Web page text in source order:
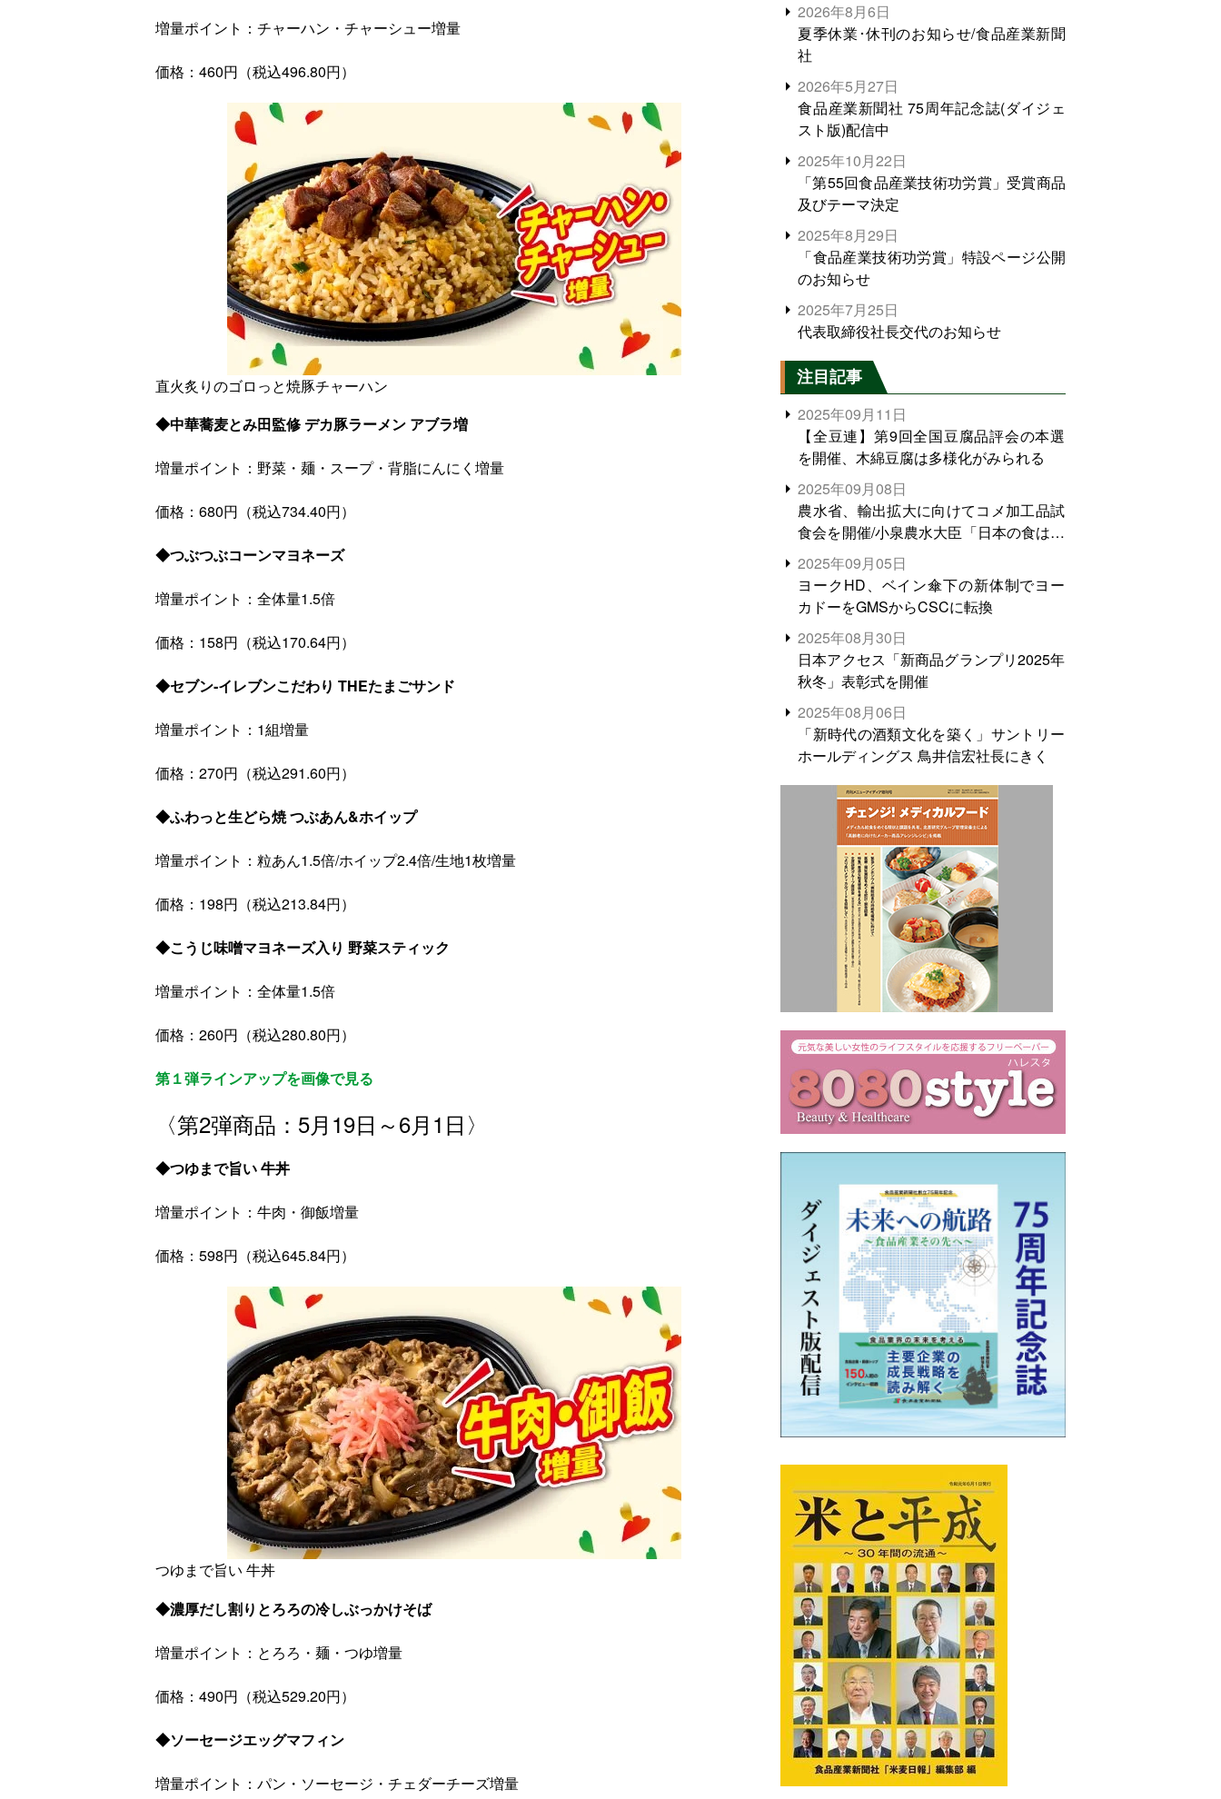
増量ポイント：チャーハン・チャーシュー増量
価格：460円（税込496.80円）
直火炙りのゴロっと焼豚チャーハン
◆中華蕎麦とみ田監修 デカ豚ラーメン アブラ増
増量ポイント：野菜・麺・スープ・背脂にんにく増量
価格：680円（税込734.40円）
◆つぶつぶコーンマヨネーズ
増量ポイント：全体量1.5倍
価格：158円（税込170.64円）
◆セブン‐イレブンこだわり THEたまごサンド
増量ポイント：1組増量
価格：270円（税込291.60円）
◆ふわっと生どら焼 つぶあん&ホイップ
増量ポイント：粒あん1.5倍/ホイップ2.4倍/生地1枚増量
価格：198円（税込213.84円）
◆こうじ味噌マヨネーズ入り 野菜スティック
増量ポイント：全体量1.5倍
価格：260円（税込280.80円）
第１弾ラインアップを画像で見る
〈第2弾商品：5月19日～6月1日〉
◆つゆまで旨い 牛丼
増量ポイント：牛肉・御飯増量
価格：598円（税込645.84円）
つゆまで旨い 牛丼
◆濃厚だし割りとろろの冷しぶっかけそば
増量ポイント：とろろ・麺・つゆ増量
価格：490円（税込529.20円）
◆ソーセージエッグマフィン
増量ポイント：パン・ソーセージ・チェダーチーズ増量
2026年8月6日
夏季休業･休刊のお知らせ/食品産業新聞
社
2026年5月27日
食品産業新聞社 75周年記念誌(ダイジェ
スト版)配信中
2025年10月22日
「第55回食品産業技術功労賞」受賞商品
及びテーマ決定
2025年8月29日
「食品産業技術功労賞」特設ページ公開
のお知らせ
2025年7月25日
代表取締役社長交代のお知らせ
注目記事
2025年09月11日
【全豆連】第9回全国豆腐品評会の本選
を開催、木綿豆腐は多様化がみられる
2025年09月08日
農水省、輸出拡大に向けてコメ加工品試
食会を開催/小泉農水大臣「日本の食は世
界でトップをとれる。米増産に向けて、
米輸出需要の拡大を」
2025年09月05日
ヨークHD、ベイン傘下の新体制でヨー
カドーをGMSからCSCに転換
2025年08月30日
日本アクセス「新商品グランプリ2025年
秋冬」表彰式を開催
2025年08月06日
「新時代の酒類文化を築く」サントリー
ホールディングス 鳥井信宏社長にきく